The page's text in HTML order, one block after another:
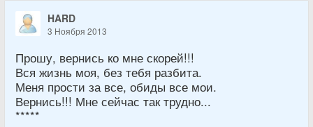
HARD
3 Ноября 2013
Прошу, вернись ко мне скорей!!!
Вся жизнь моя, без тебя разбита.
Меня прости за все, обиды все мои.
Вернись!!! Мне сейчас так трудно...
*****